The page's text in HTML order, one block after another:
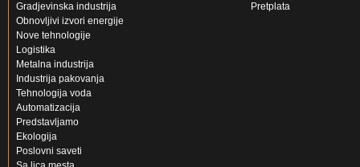
Gradjevinska industrija
Obnovljivi izvori energije
Nove tehnologije
Logistika
Metalna industrija
Industrija pakovanja
Tehnologija voda
Automatizacija
Predstavljamo
Ekologija
Poslovni saveti
Pretplata